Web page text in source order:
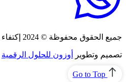
جميع الحقوق محفوظة © 2024 إكتفاء ، جميع الحقوق محفوظة.
تصميم وتطوير أوزون للحلول الرقمية
Go to Top